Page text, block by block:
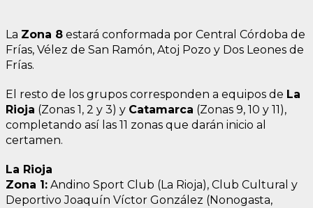
La Zona 8 estará conformada por Central Córdoba de
Frías, Vélez de San Ramón, Atoj Pozo y Dos Leones de
Frías.
El resto de los grupos corresponden a equipos de La
Rioja (Zonas 1, 2 y 3) y Catamarca (Zonas 9, 10 y 11),
completando así las 11 zonas que darán inicio al
certamen.
La Rioja
Zona 1: Andino Sport Club (La Rioja), Club Cultural y
Deportivo Joaquín Víctor González (Nonogasta,